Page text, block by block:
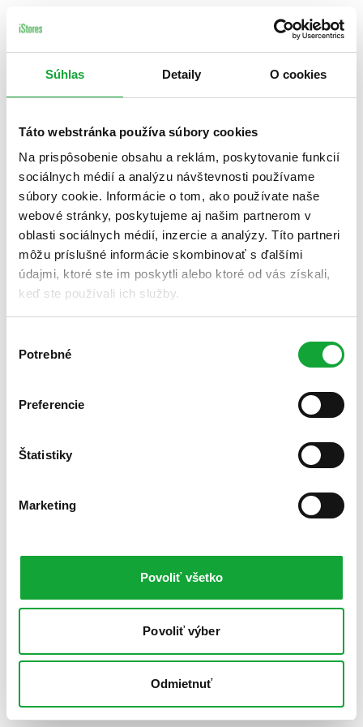
Súhlas Detaily O cookies
Táto webstránka používa súbory cookies
Na prispôsobenie obsahu a reklám, poskytovanie funkcií
sociálnych médií a analýzu návštevnosti používame
súbory cookie. Informácie o tom, ako používate naše
webové stránky, poskytujeme aj našim partnerom v
oblasti sociálnych médií, inzercie a analýzy. Títo partneri
môžu príslušné informácie skombinovať s ďalšími
údajmi, ktoré ste im poskytli alebo ktoré od vás získali,
keď ste používali ich služby.
súhlasu
Potrebné
Preferencie
Štatistiky
Marketing
Povoliť všetko
Povoliť výber
Odmietnuť